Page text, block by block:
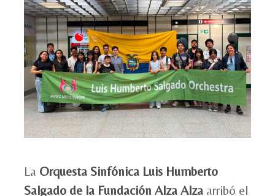
La Orquesta Sinfónica Luis Humberto
Salgado de la Fundación Alza Alza arribó el